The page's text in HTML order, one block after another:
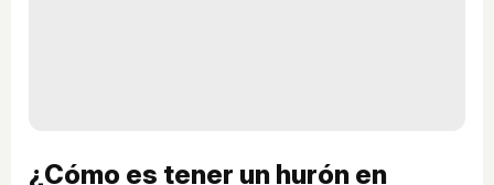
¿Cómo es tener un hurón en